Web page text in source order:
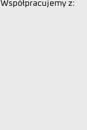
Współpracujemy z: